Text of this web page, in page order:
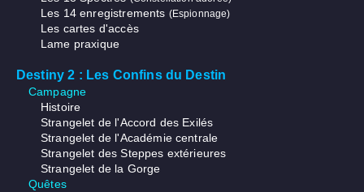
Les 14 enregistrements (Espionnage)
Les cartes d'accès
Lame praxique
Destiny 2 : Les Confins du Destin
Campagne
Histoire
Strangelet de l'Accord des Exilés
Strangelet de l'Académie centrale
Strangelet des Steppes extérieures
Strangelet de la Gorge
Quêtes